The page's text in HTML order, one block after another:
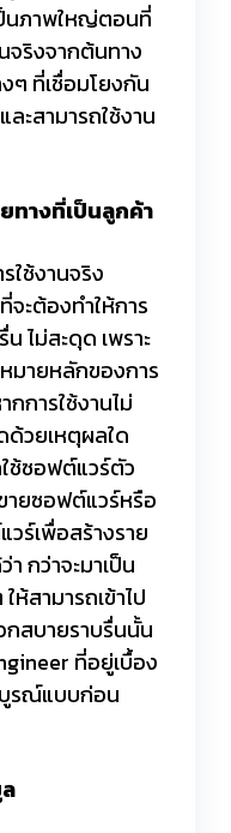
นภาพใหญ่ตอนที่
จริงจากต้นทาง
ๆ ที่เชื่อมโยงกัน
ะสามารถใช้งาน
ทางที่เป็นลูกค้า
ใช้งานจริง
ะต้องทำให้การ
ไม่สะดุด เพราะ
มายหลักของการ
การใช้งานไม่
ด้วยเหตุผลใด
ช้ซอฟต์แวร์ตัว
ายซอฟต์แวร์หรือ
วร์เพื่อสร้างราย
กว่าจะมาเป็น
สามารถเข้าไป
กสบายราบรื่นนั้น
ที่อยู่เบื้อง
รณ์แบบก่อน